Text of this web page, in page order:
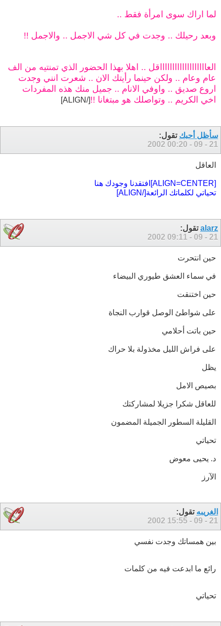
لما اراك سوى امرأة فقط ..
وبعد رحيلك .. وجدت في كل شي الاجمل .. والاجمل !!
العاااااااااااااااااااقل .. اهلا بهذا الحضور الذي تمنتيه من الف
عام وعام .. ولكن حينما رأيتك الان .. شعرت انني وجدت
اروع صديق .. واوفي الانام .. جميل منك هذه المفردات
اخي الكريم .. وتواصلك هو مبتغانا !![/ALIGN]
سأظل أحبك تقول:
21 - 09 - 2002
00:20
العاقل
[ALIGN=CENTER]افتقدنا وجودك هنا
تحياتي لكلماتك الرائعة[/ALIGN]
alarzتقول:
21 - 09 - 2002
09:11
حين انتحرت
في سماء العشق طيوري البيضاء
حين اختنقت
على شواطئ الوصل قوارب النجاة
حين باتت أحلامي
على فراش الليل مخذولة بلا حراك
يظل
بصيص الامل
للعاقل شكرا جزيلا لمشاركتك
القليلة السطور الجميلة المضمون
تحياتي
د. يحيى معوض
الآرز
الغريبه تقول:
21 - 09 - 2002
15:55
بين همساتك وجدت نفسي
رائع ما ابدعت فيه من كلمات
تحياتي